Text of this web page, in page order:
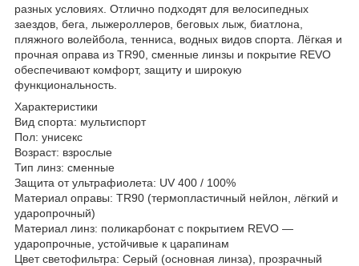
разных условиях. Отлично подходят для велосипедных
заездов, бега, лыжероллеров, беговых лыж, биатлона,
пляжного волейбола, тенниса, водных видов спорта. Лёгкая и
прочная оправа из TR90, сменные линзы и покрытие REVO
обеспечивают комфорт, защиту и широкую
функциональность.
Характеристики
Вид спорта: мультиспорт
Пол: унисекс
Возраст: взрослые
Тип линз: сменные
Защита от ультрафиолета: UV 400 / 100%
Материал оправы: TR90 (термопластичный нейлон, лёгкий и
ударопрочный)
Материал линз: поликарбонат с покрытием REVO —
ударопрочные, устойчивые к царапинам
Цвет светофильтра: Серый (основная линза), прозрачный